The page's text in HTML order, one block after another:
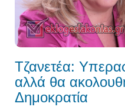
Τζανετέα:
αλλά θα
Δημοκρατία